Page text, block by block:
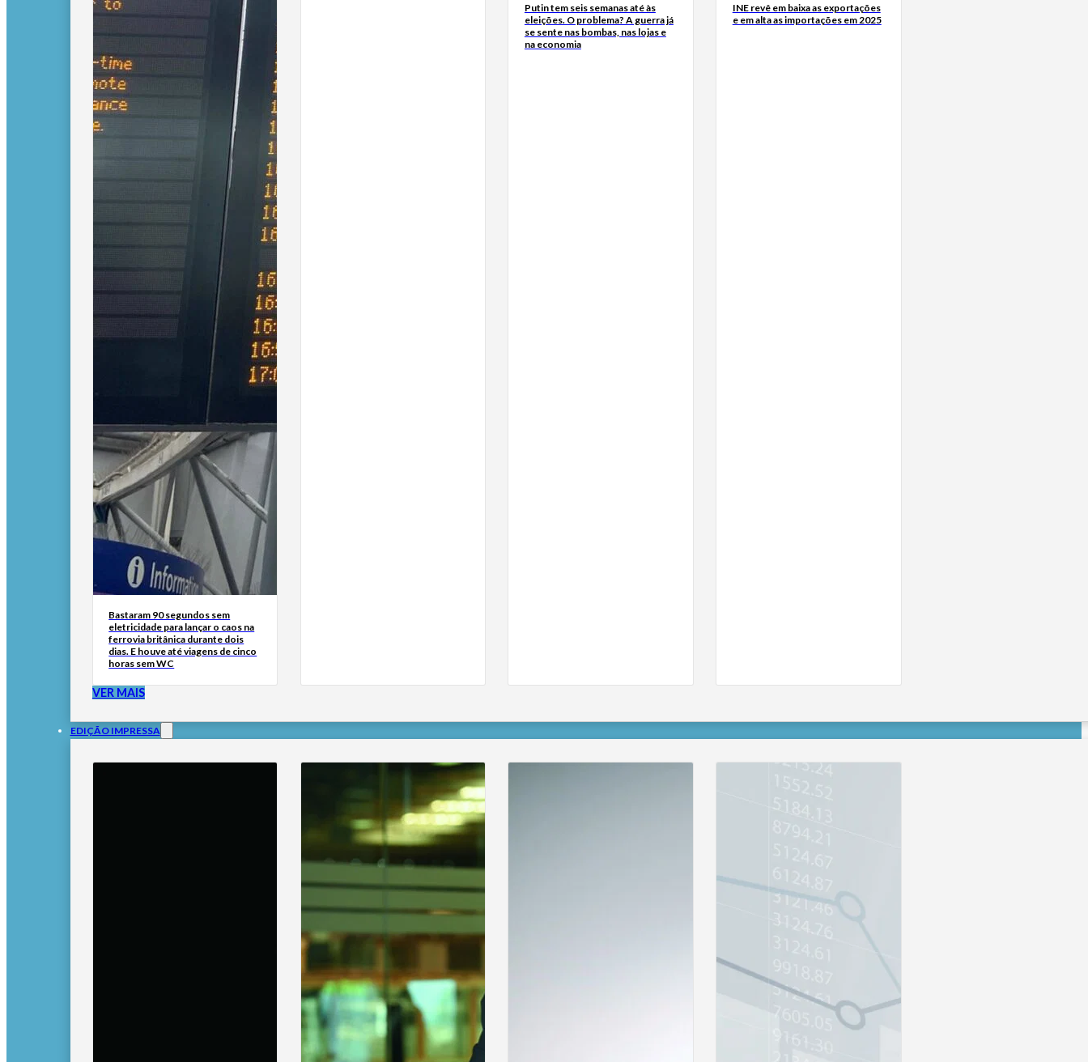
Bastaram 90 segundos sem
eletricidade para lançar o caos na
ferrovia britânica durante dois
dias. E houve até viagens de cinco
horas sem WC
Putin tem seis semanas até às
eleições. O problema? A guerra já
se sente nas bombas, nas lojas e
na economia
INE revê em baixa as exportações
e em alta as importações em 2025
VER MAIS
EDIÇÃO IMPRESSA